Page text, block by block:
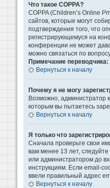
Что такое COPPA?
COPPA (Children’s Online
сайтов, которые могут
подтверждения того, что
регистрирующемуся на
конференции не может
можно связаться по
Примечание
Вернуться к началу
Почему я не могу
Возможно, администратор
которым вы пытаетесь
Вернуться к началу
Я только что
Сначала проверьте свои
вам менее 13 лет,
или администратором до
инструкциям. Если email-
ввели правильный адрес
Вернуться к началу